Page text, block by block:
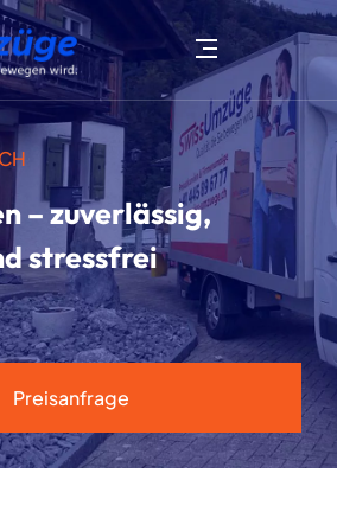
– zuverlässig,
stressfrei
Preisanfrage